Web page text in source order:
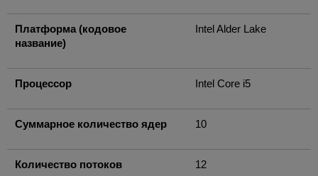
Платформа (кодовое
название)
Intel Alder Lake
Процессор Intel Core i5
Суммарное количество ядер 10
Количество потоков 12